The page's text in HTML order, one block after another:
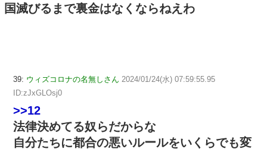
国滅びるまで裏金はなくならねえわ
39: ウィズコロナの名無しさん 2024/01/24(水) 07:59:55.95
ID:zJxGLOsj0
>>12
法律決めてる奴らだからな
自分たちに都合の悪いルールをいくらでも変